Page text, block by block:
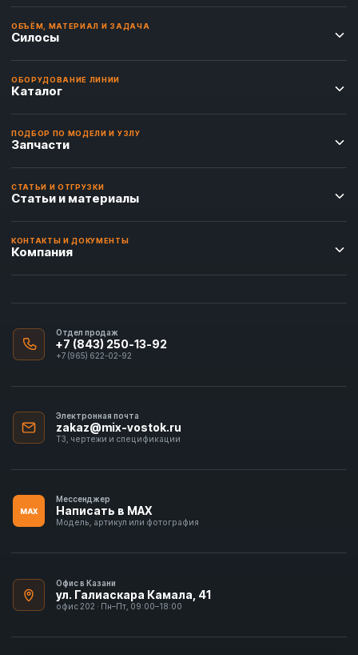
ОБЪЁМ, МАТЕРИАЛ И ЗАДАЧА
Силосы
ОБОРУДОВАНИЕ ЛИНИИ
Каталог
ПОДБОР ПО МОДЕЛИ И УЗЛУ
Запчасти
СТАТЬИ И ОТГРУЗКИ
Статьи и материалы
КОНТАКТЫ И ДОКУМЕНТЫ
Компания
Отдел продаж
+7 (843) 250-13-92
+7 (965) 622-02-92
Электронная почта
zakaz@mix-vostok.ru
ТЗ, чертежи и спецификации
MAX
Мессенджер
Написать в MAX
Модель, артикул или фотография
Офис в Казани
ул. Галиаскара Камала, 41
офис 202 · Пн–Пт, 09:00–18:00